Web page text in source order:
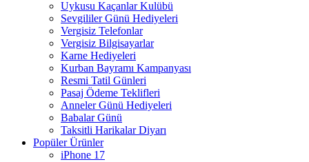
Uykusu Kaçanlar Kulübü
Sevgililer Günü Hediyeleri
Vergisiz Telefonlar
Vergisiz Bilgisayarlar
Karne Hediyeleri
Kurban Bayramı Kampanyası
Resmi Tatil Günleri
Pasaj Ödeme Teklifleri
Anneler Günü Hediyeleri
Babalar Günü
Taksitli Harikalar Diyarı
Popüler Ürünler
iPhone 17